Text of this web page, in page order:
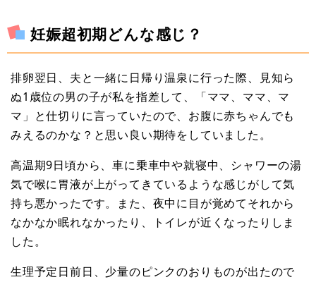
妊娠超初期どんな感じ？
排卵翌日、夫と一緒に日帰り温泉に行った際、見知ら
ぬ1歳位の男の子が私を指差して、「ママ、ママ、マ
マ」と仕切りに言っていたので、お腹に赤ちゃんでも
みえるのかな？と思い良い期待をしていました。
高温期9日頃から、車に乗車中や就寝中、シャワーの湯
気で喉に胃液が上がってきているような感じがして気
持ち悪かったです。また、夜中に目が覚めてそれから
なかなか眠れなかったり、トイレが近くなったりしま
した。
生理予定日前日、少量のピンクのおりものが出たので